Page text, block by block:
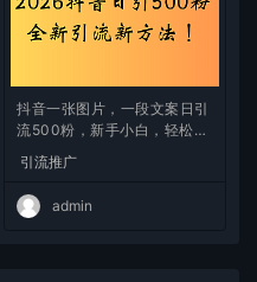
抖音一张图片，一段文案日引
流500粉，新手小白，轻松上
引流推广
admin